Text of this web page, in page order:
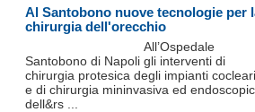
Al Santobono nuove tecnologie per
chirurgia dell'orecchio
All’Ospedale
Santobono di Napoli gli interventi di
chirurgia protesica degli impianti cocleari
e di chirurgia mininvasiva ed
dell&rs ...